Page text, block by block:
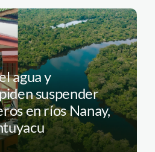
agua y
suspender
en ríos Nanay,